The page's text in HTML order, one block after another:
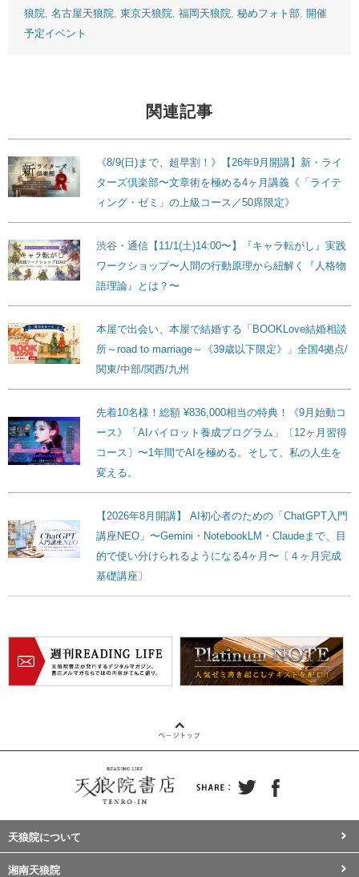
狼院 名古屋天狼院 東京天狼院 福岡天狼院 秘めフォト部 開催
予定イベント
関連記事
《8/9(日)まで、超早割！》【26年9月開講】新・ライ
ターズ倶楽部〜文章術を極める4ヶ月講義《「ライテ
ィング・ゼミ」の上級コース／50席限定》
渋谷・通信【11/1(土)14:00〜】『キャラ転がし』実践
ワークショップ〜人間の行動原理から紐解く『人格物
語理論』とは？〜
本屋で出会い、本屋で結婚する「BOOKLove結婚相談
所～road to marriage～《39歳以下限定》」全国4拠点/
関東/中部/関西/九州
先着10名様！総額 ¥836,000相当の特典！《9月始動コ
ース》「AIパイロット養成プログラム」〔12ヶ月習得
コース〕〜1年間でAIを極める。そして、私の人生を
変える。
【2026年8月開講】 AI初心者のための「ChatGPT入門
講座NEO」〜Gemini・NotebookLM・Claudeまで、目
的で使い分けられるようになる4ヶ月〜〔４ヶ月完成
基礎講座〕
天狼院について
湘南天狼院